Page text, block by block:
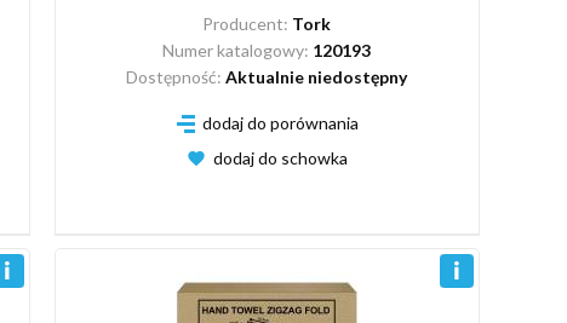
Producent: Tork
Numer katalogowy: 120193
Dostępność:Aktualnie niedostępny
dodaj do porównania
dodaj do schowka